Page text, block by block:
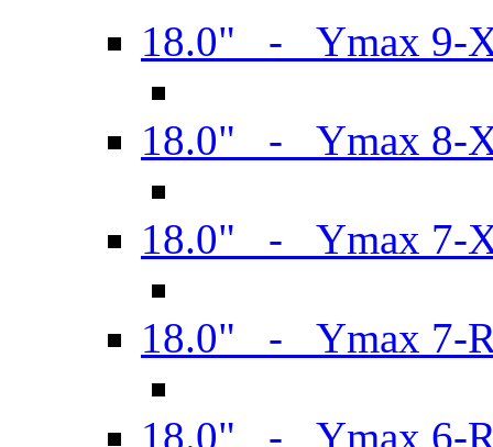
18.0" - Ymax 9-
18.0" - Ymax 8-
18.0" - Ymax 7-
18.0" - Ymax 7-
18.0" - Ymax 6-